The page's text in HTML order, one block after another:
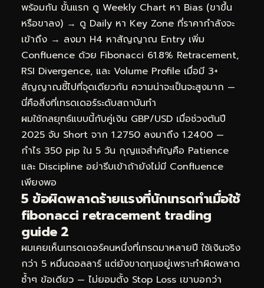
พร้อมกัน ขั้นแรก ดู Weekly Chart หา Bias (ขาขึ้น
หรือขาลง) → ดู Daily หา Key Zone ที่ราคากำลังจะ
เข้าถึง → ลงมา H4 หาสัญญาณ Entry เพิ่ม
Confluence ด้วย Fibonacci 61.8% Retracement,
RSI Divergence, และ Volume Profile เมื่อมี 3+
สัญญาณชี้ไปที่จุดเดียวกัน ความน่าจะเป็นจะสูงมาก —
นี่คือสิ่งที่เทรดเดอร์ระดับสถาบันทำ
ผมใช้กลยุทธ์แบบนี้กับคู่เงิน GBP/USD เมื่อช่วงต้นปี
2025 จับ Short จาก 1.2750 ลงมาถึง 1.2400 —
กำไร 350 pip ใน 5 วัน กุญแจสำคัญคือ Patience
และ Discipline อย่ารีบเข้าถ้ายังไม่มี Confluence
เพียงพอ
5 ข้อผิดพลาดร้ายแรงที่นักเทรดทำเมื่อใช้
fibonacci retracement trading
guide 2
ผมเคยเห็นเทรดเดอร์คนหนึ่งที่เทรดมาหลายปี ใช้เงินจริง
กว่า 5 หมื่นดอลลาร์ แต่ยังขาดทุนอยู่เพราะทำผิดพลาด
ซ้ำๆ ข้อเดียว — ไม่ยอมตั้ง Stop Loss เขาบอกว่า